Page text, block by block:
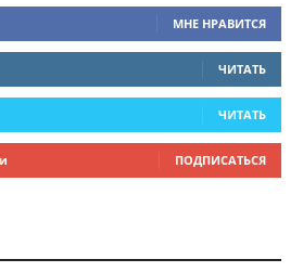
МНЕ НРАВИТСЯ
ЧИТАТЬ
ЧИТАТЬ
ПОДПИСАТЬСЯ